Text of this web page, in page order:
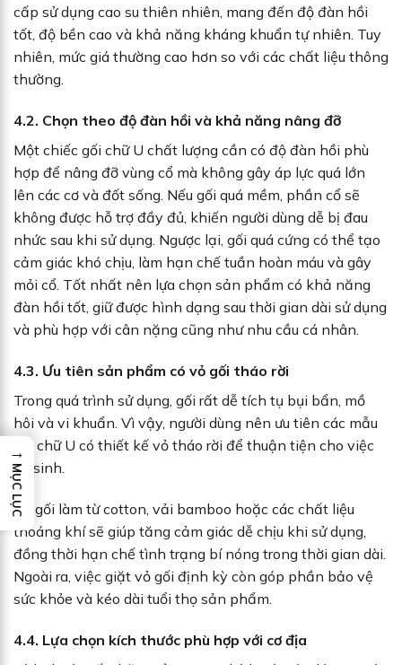
cấp sử dụng cao su thiên nhiên, mang đến độ đàn hồi
tốt, độ bền cao và khả năng kháng khuẩn tự nhiên. Tuy
nhiên, mức giá thường cao hơn so với các chất liệu thông
thường.
4.2. Chọn theo độ đàn hồi và khả năng nâng đỡ
Một chiếc gối chữ U chất lượng cần có độ đàn hồi phù
hợp để nâng đỡ vùng cổ mà không gây áp lực quá lớn
lên các cơ và đốt sống. Nếu gối quá mềm, phần cổ sẽ
không được hỗ trợ đầy đủ, khiến người dùng dễ bị đau
nhức sau khi sử dụng. Ngược lại, gối quá cứng có thể tạo
cảm giác khó chịu, làm hạn chế tuần hoàn máu và gây
mỏi cổ. Tốt nhất nên lựa chọn sản phẩm có khả năng
đàn hồi tốt, giữ được hình dạng sau thời gian dài sử dụng
và phù hợp với cân nặng cũng như nhu cầu cá nhân.
4.3. Ưu tiên sản phẩm có vỏ gối tháo rời
Trong quá trình sử dụng, gối rất dễ tích tụ bụi bẩn, mồ
hôi và vi khuẩn. Vì vậy, người dùng nên ưu tiên các mẫu
gối chữ U có thiết kế vỏ tháo rời để thuận tiện cho việc
vệ sinh.
Vỏ gối làm từ cotton, vải bamboo hoặc các chất liệu
thoáng khí sẽ giúp tăng cảm giác dễ chịu khi sử dụng,
đồng thời hạn chế tình trạng bí nóng trong thời gian dài.
Ngoài ra, việc giặt vỏ gối định kỳ còn góp phần bảo vệ
sức khỏe và kéo dài tuổi thọ sản phẩm.
4.4. Lựa chọn kích thước phù hợp với cơ địa
→
MỤC LỤC